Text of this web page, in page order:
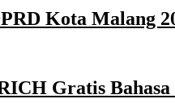
Kota Malang
Gratis